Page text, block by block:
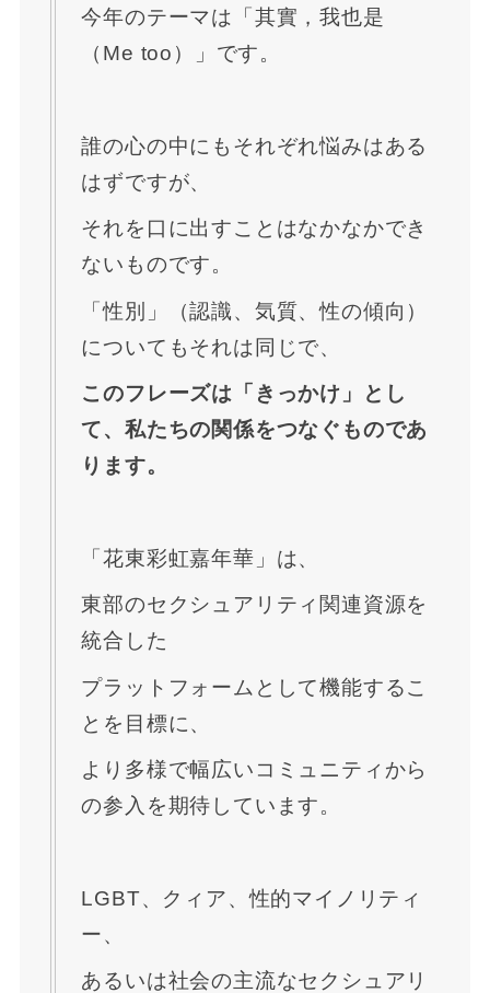
今年のテーマは「其實，我也是
（Me too）」です。
誰の心の中にもそれぞれ悩みはある
はずですが、
それを口に出すことはなかなかでき
ないものです。
「性別」（認識、気質、性の傾向）
についてもそれは同じで、
このフレーズは「きっかけ」とし
て、私たちの関係をつなぐものであ
ります。
「花東彩虹嘉年華」は、
東部のセクシュアリティ関連資源を
統合した
プラットフォームとして機能するこ
とを目標に、
より多様で幅広いコミュニティから
の参入を期待しています。
LGBT、クィア、性的マイノリティ
ー、
あるいは社会の主流なセクシュアリ